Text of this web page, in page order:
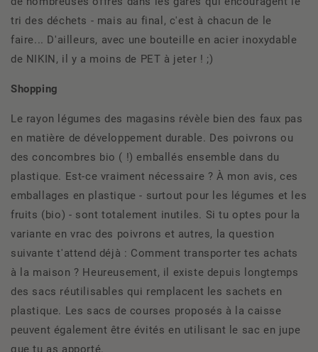
tri des déchets - mais au final, c'est à chacun de le
faire... D'ailleurs, avec une bouteille en acier inoxydable
de NIKIN, il y a moins de PET à jeter ! ;)
Shopping
Le rayon légumes des magasins révèle bien des faux pas
en matière de développement durable. Des poivrons ou
des concombres bio ( !) emballés ensemble dans du
plastique. Est-ce vraiment nécessaire ? À mon avis, ces
emballages en plastique - surtout pour les légumes et les
fruits (bio) - sont totalement inutiles. Si tu optes pour la
variante en vrac des poivrons et autres, la question
suivante t'attend déjà : Comment transporter tes achats
à la maison ? Heureusement, il existe depuis longtemps
des sacs réutilisables qui remplacent les sachets en
plastique. Les sacs de courses proposés à la caisse
peuvent également être évités en utilisant le sac en jupe
que tu as apporté.